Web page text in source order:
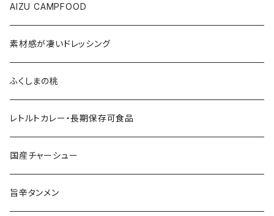
会津の馬刺し
果実
会津のうまいもの
AIZU CAMPFOOD
素材感が凄いドレッシング
ふくしまの桃
レトルトカレー・長期保存可食品
国産チャーシュー
旨辛タンメン